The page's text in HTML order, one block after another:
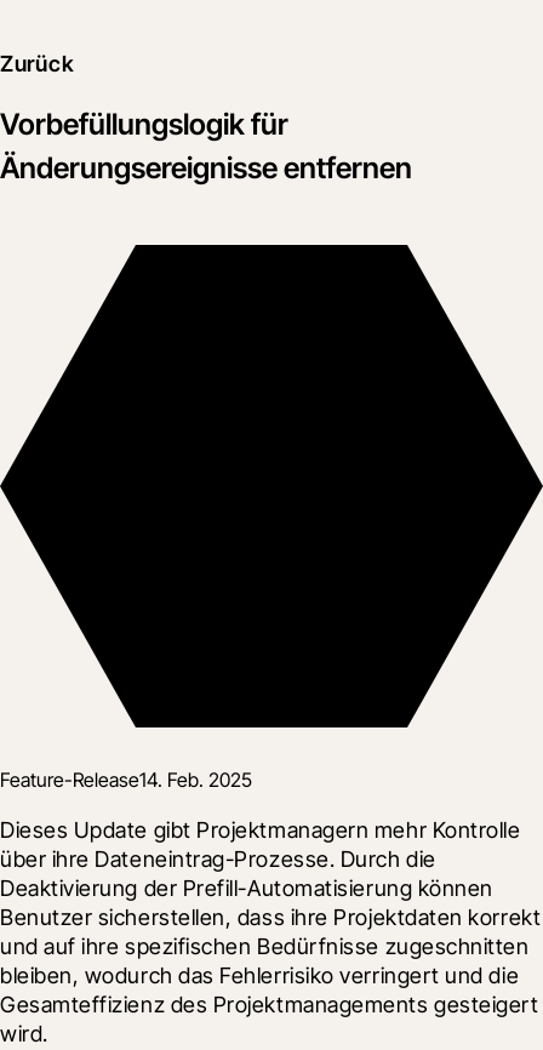
Zurück
Vorbefüllungslogik für
Änderungsereignisse entfernen
Feature-Release14. Feb. 2025
Dieses Update gibt Projektmanagern mehr Kontrolle
über ihre Dateneintrag-Prozesse. Durch die
Deaktivierung der Prefill-Automatisierung können
Benutzer sicherstellen, dass ihre Projektdaten korrekt
und auf ihre spezifischen Bedürfnisse zugeschnitten
bleiben, wodurch das Fehlerrisiko verringert und die
Gesamteffizienz des Projektmanagements gesteigert
wird.